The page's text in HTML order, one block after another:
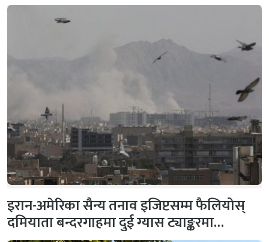
इरान-अमेरिका सैन्य तनाव इजिप्टसम्म फैलियोस्
दमियाता बन्दरगाहमा दुई ग्यास ट्याङ्करमा…